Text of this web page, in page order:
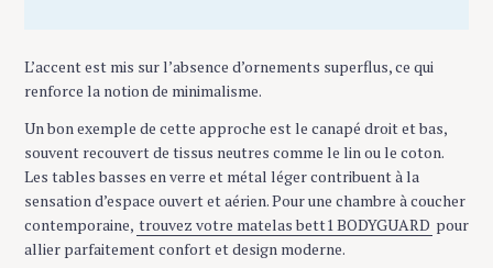
L’accent est mis sur l’absence d’ornements superflus, ce qui
renforce la notion de minimalisme.
Un bon exemple de cette approche est le canapé droit et bas,
souvent recouvert de tissus neutres comme le lin ou le coton.
Les tables basses en verre et métal léger contribuent à la
sensation d’espace ouvert et aérien. Pour une chambre à coucher
contemporaine, trouvez votre matelas bett1 BODYGUARD pour
allier parfaitement confort et design moderne.